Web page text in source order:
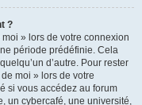
?
» lors de votre connexion
période prédéfinie. Cela
d’autre. Pour rester
moi » lors de votre
si vous accédez au forum
un cybercafé, une université,